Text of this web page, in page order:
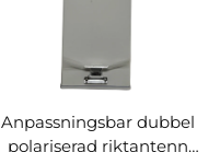
Anpassningsbar dubbel
polariserad riktantenn